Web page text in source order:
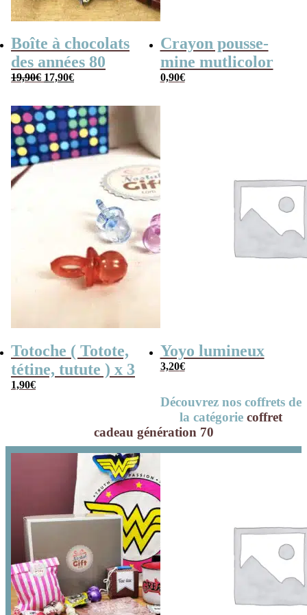
Boîte à chocolats
des années 80
19,90€ Le
prix
19,90€.
17,90€Le
prix
17,90€.
Crayon pousse-
mine mutlicolor
0,90€
Totoche ( Totote,
tétine, tutute ) x 3
1,90€
Yoyo lumineux
3,20€
Découvrez nos coffrets de
la catégorie coffret
cadeau génération 70